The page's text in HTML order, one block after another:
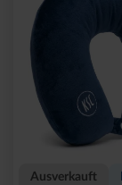
Ausverkauft